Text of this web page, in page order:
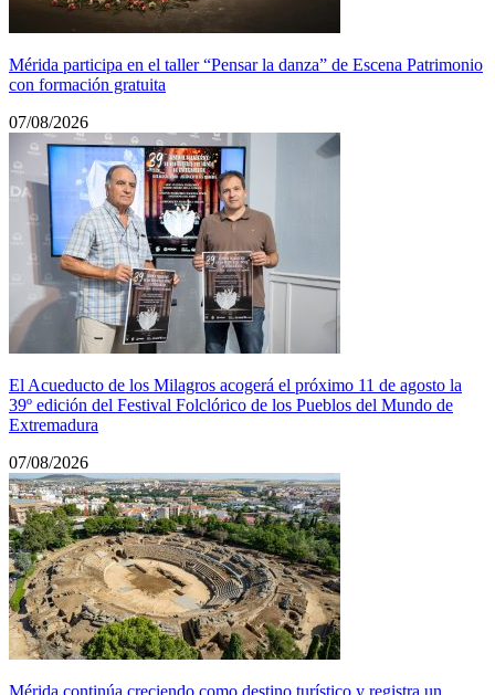
Mérida participa en el taller “Pensar la danza” de Escena Patrimonio
con formación gratuita
07/08/2026
El Acueducto de los Milagros acogerá el próximo 11 de agosto la
39º edición del Festival Folclórico de los Pueblos del Mundo de
Extremadura
07/08/2026
Mérida continúa creciendo como destino turístico y registra un